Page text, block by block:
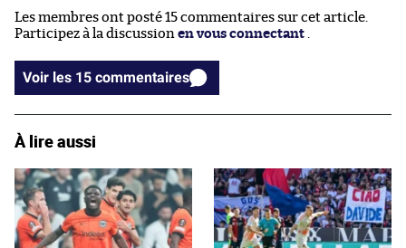
Les membres ont posté 15 commentaires sur cet article.
Participez à la discussion en vous connectant
Voir les 15 commentaires
À lire aussi